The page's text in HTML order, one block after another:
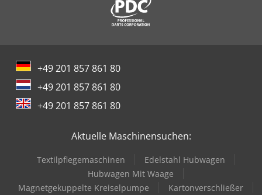
+49 201 857 861 80
+49 201 857 861 80
+49 201 857 861 80
Aktuelle Maschinensuchen:
Textilpflegemaschinen
Edelstahl Hubwagen
Hubwagen Mit Waage
Magnetgekuppelte Kreiselpumpe
Kartonverschließer